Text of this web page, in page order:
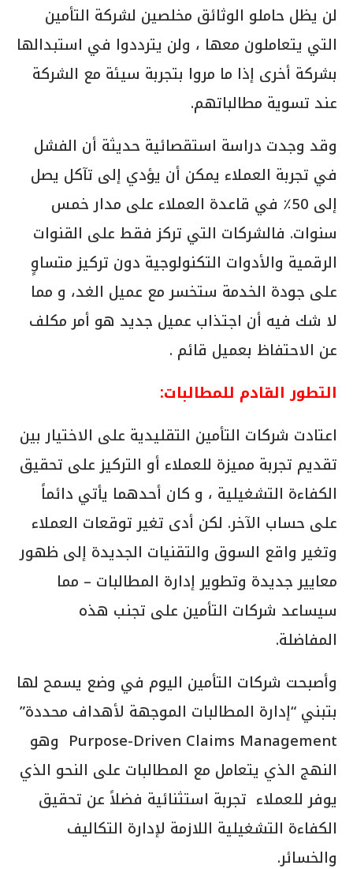
لن يظل حاملو الوثائق مخلصين لشركة التأمين
التي يتعاملون معها ، ولن يترددوا في استبدالها
بشركة أخرى إذا ما مروا بتجربة سيئة مع الشركة
عند تسوية مطالباتهم.
وقد وجدت دراسة استقصائية حديثة أن الفشل
في تجربة العملاء يمكن أن يؤدي إلى تآكل يصل
إلى 50٪ في قاعدة العملاء على مدار خمس
سنوات. فالشركات التي تركز فقط على القنوات
الرقمية والأدوات التكنولوجية دون تركيز متساوٍ
على جودة الخدمة ستخسر مع عميل الغد، و مما
لا شك فيه أن اجتذاب عميل جديد هو أمر مكلف
عن الاحتفاظ بعميل قائم .
التطور القادم للمطالبات:
اعتادت شركات التأمين التقليدية على الاختيار بين
تقديم تجربة مميزة للعملاء أو التركيز على تحقيق
الكفاءة التشغيلية ، و كان أحدهما يأتي دائماً
على حساب الآخر. لكن أدى تغير توقعات العملاء
وتغير واقع السوق والتقنيات الجديدة إلى ظهور
معايير جديدة وتطوير إدارة المطالبات – مما
سيساعد شركات التأمين على تجنب هذه
المفاضلة.
وأصبحت شركات التأمين اليوم في وضع يسمح لها
بتبني “إدارة المطالبات الموجهة لأهداف محددة”
Purpose-Driven Claims Management وهو
النهج الذي يتعامل مع المطالبات على النحو الذي
يوفر للعملاء تجربة استثنائية فضلاً عن تحقيق
الكفاءة التشغيلية اللازمة لإدارة التكاليف
والخسائر.